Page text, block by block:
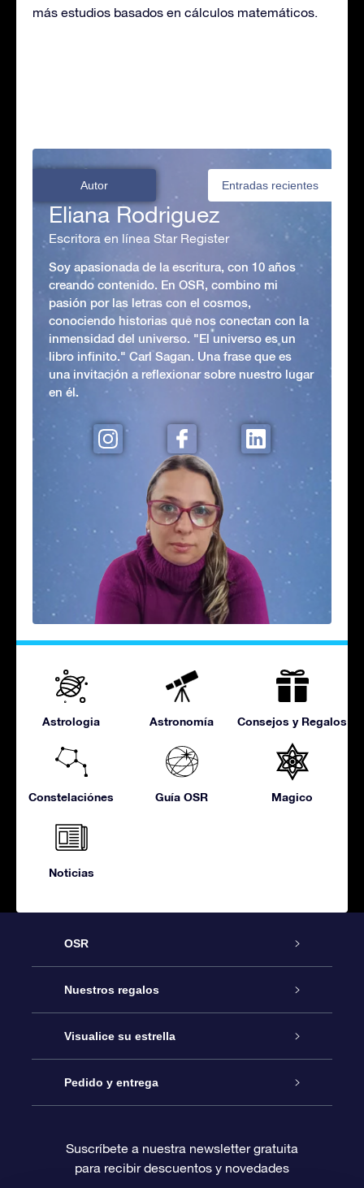
más estudios basados en cálculos matemáticos.
Autor Entradas recientes
Eliana Rodriguez
Escritora en línea Star Register
Soy apasionada de la escritura, con 10 años
creando contenido. En OSR, combino mi
pasión por las letras con el cosmos,
conociendo historias que nos conectan con la
inmensidad del universo. "El universo es un
libro infinito." Carl Sagan. Una frase que es
una invitación a reflexionar sobre nuestro lugar
en él.
Astrologia Astronomía Consejos y Regalos
Constelaciónes Guía OSR Magico
Noticias
OSR
Atención
Contáctanos
Blog
Reseñas
Nuestros regalos
Regalo Estrella Online
Paquete de Regalo OSR
Tarjeta de Regalo OSR
Visualice su estrella
Registro estelar
Página de Estrella Personalizada
Pedido y entrega
Información de Pago
Suscríbete a nuestra newsletter gratuita
para recibir descuentos y novedades